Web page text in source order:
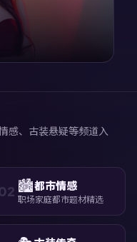
感、古装悬疑等频道入
🏙️都市情感
职场家庭都市题材精选